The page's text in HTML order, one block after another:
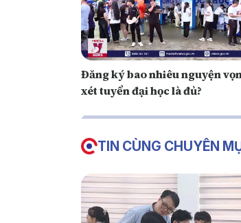
Đăng ký bao nhiêu nguyện
xét tuyển đại học là đủ?
TIN CÙNG CHUYÊN